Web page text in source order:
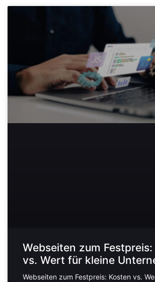
Webseiten zum Festpreis:
vs. Wert für kleine
Webseiten zum Festpreis: Kosten vs.